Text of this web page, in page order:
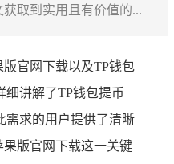
取到实用且有价值的...
官网下载以及TP钱包
细讲解了TP钱包提币
需求的用户提供了清晰
版官网下载这一关键